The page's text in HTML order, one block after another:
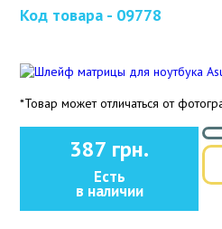
Код товара - 09778
*Товар может отличаться от
387 грн.
Есть
в наличии